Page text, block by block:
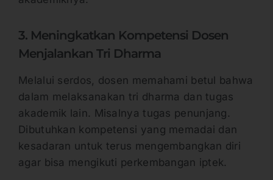
3. Meningkatkan Kompetensi Dosen
Menjalankan Tri Dharma
Melalui serdos, dosen memahami betul bahwa
dalam melaksanakan tri dharma dan tugas
akademik lain. Misalnya tugas penunjang.
Dibutuhkan kompetensi yang memadai dan
kesadaran untuk terus mengembangkan diri
agar bisa mengikuti perkembangan iptek.